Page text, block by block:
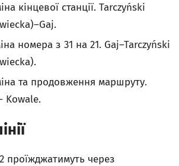
кінцевої станції. Tarczyński
номера з 31 на 21. Gaj–Tarczyński
та продовження маршруту.
Kowale.
проїжджатимуть через